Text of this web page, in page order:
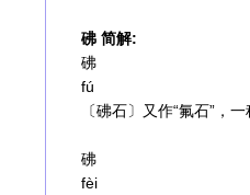
砩 简解:
砩
fú
〔砩石〕又作“氟石”，
砩
fèi